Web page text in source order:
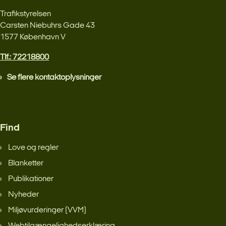
Trafikstyrelsen
Carsten Niebuhrs Gade 43
1577 København V
Tlf.: 72218800
Se flere kontaktoplysninger
Find
Love og regler
Blanketter
Publikationer
Nyheder
Miljøvurderinger (VVM)